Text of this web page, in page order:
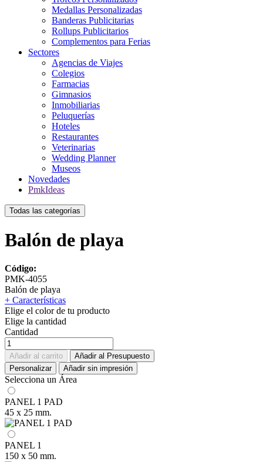
Medallas Personalizadas
Banderas Publicitarias
Rollups Publicitarios
Complementos para Ferias
Sectores
Agencias de Viajes
Colegios
Farmacias
Gimnasios
Inmobiliarias
Peluquerías
Hoteles
Restaurantes
Veterinarias
Wedding Planner
Museos
Novedades
PmkIdeas
Todas las categorías
Balón de playa
Código:
PMK-4055
Balón de playa
+ Características
Elige el color de tu producto
Elige la cantidad
Cantidad
Añadir al carrito
Añadir al Presupuesto
Personalizar
Añadir sin impresión
Selecciona un Área
PANEL 1 PAD
45 x 25 mm.
PANEL 1
150 x 50 mm.